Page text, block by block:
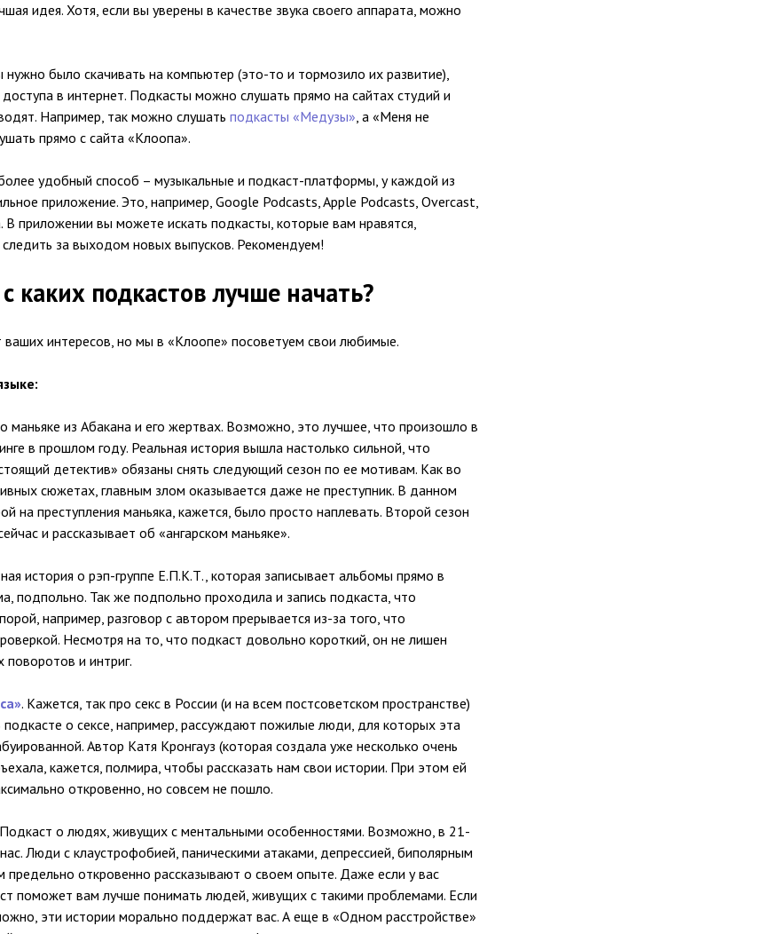
идея. Хотя, если вы уверены в качестве звука своего аппарата, можно
было скачивать на компьютер (это-то и тормозило их развитие),
в интернет. Подкасты можно слушать прямо на сайтах студий и
Например, так можно слушатьподкасты «Медузы», а «Меня не
прямо с сайта «Клоопа».
удобный способ – музыкальные и подкаст-платформы, у каждой из
приложение. Это, например, Google Podcasts, Apple Podcasts, Overcast,
В приложении вы можете искать подкасты, которые вам нравятся,
за выходом новых выпусков. Рекомендуем!
каких подкастов лучше начать?
ваших интересов, но мы в «Клоопе» посоветуем свои любимые.
маньяке из Абакана и его жертвах. Возможно, это лучшее, что произошло в
в прошлом году. Реальная история вышла настолько сильной, что
детектив» обязаны снять следующий сезон по ее мотивам. Как во
сюжетах, главным злом оказывается даже не преступник. В данном
на преступления маньяка, кажется, было просто наплевать. Второй сезон
и рассказывает об «ангарском маньяке».
история о рэп-группе Е.П.К.Т., которая записывает альбомы прямо в
подпольно. Так же подпольно проходила и запись подкаста, что
например, разговор с автором прерывается из-за того, что
Несмотря на то, что подкаст довольно короткий, он не лишен
и интриг.
. Кажется, так про секс в России (и на всем постсоветском пространстве)
подкасте о сексе, например, рассуждают пожилые люди, для которых эта
Автор Катя Кронгауз (которая создала уже несколько очень
кажется, полмира, чтобы рассказать нам свои истории. При этом ей
откровенно, но совсем не пошло.
о людях, живущих с ментальными особенностями. Возможно, в 21-
Люди с клаустрофобией, паническими атаками, депрессией, биполярным
предельно откровенно рассказывают о своем опыте. Даже если у вас
поможет вам лучше понимать людей, живущих с такими проблемами. Если
эти истории морально поддержат вас. А еще в «Одном расстройстве»